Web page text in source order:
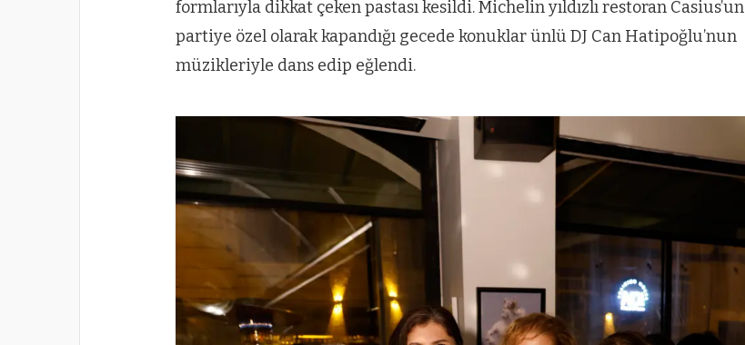
formlarıyla dikkat çeken pastası kesildi. Michelin yıldızlı restoran Casius’un
partiye özel olarak kapandığı gecede konuklar ünlü DJ Can Hatipoğlu’nun
müzikleriyle dans edip eğlendi.